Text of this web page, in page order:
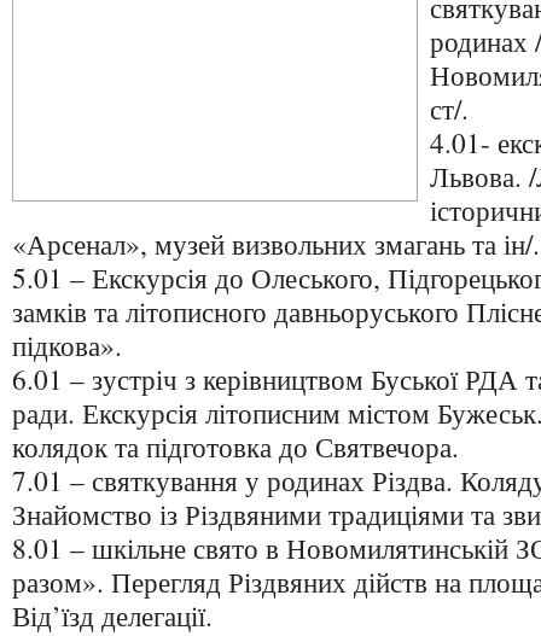
родинах
ст/.
4.01-
Львова. /
«Арсенал», музей визвольних змагань та ін/.
5.01 – Екскурсія до Олеського,
замків та літописного давньоруського
підкова».
6.01 – зустріч з керівництвом Буської РДА
ради. Екскурсія літописним містом
колядок та підготовка до Святвечора.
7.01 – святкування у родинах Різдва.
Знайомство із Різдвяними традиціями та
8.01 – шкільне свято в Новомилятинській
разом». Перегляд Різдвяних дійств на
Від’їзд делегації.